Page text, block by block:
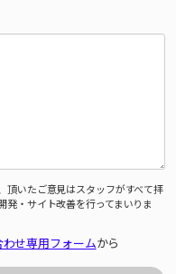
頂いたご意見はスタッフがすべて拝
発・サイト改善を行ってまいりま
わせ専用フォームから